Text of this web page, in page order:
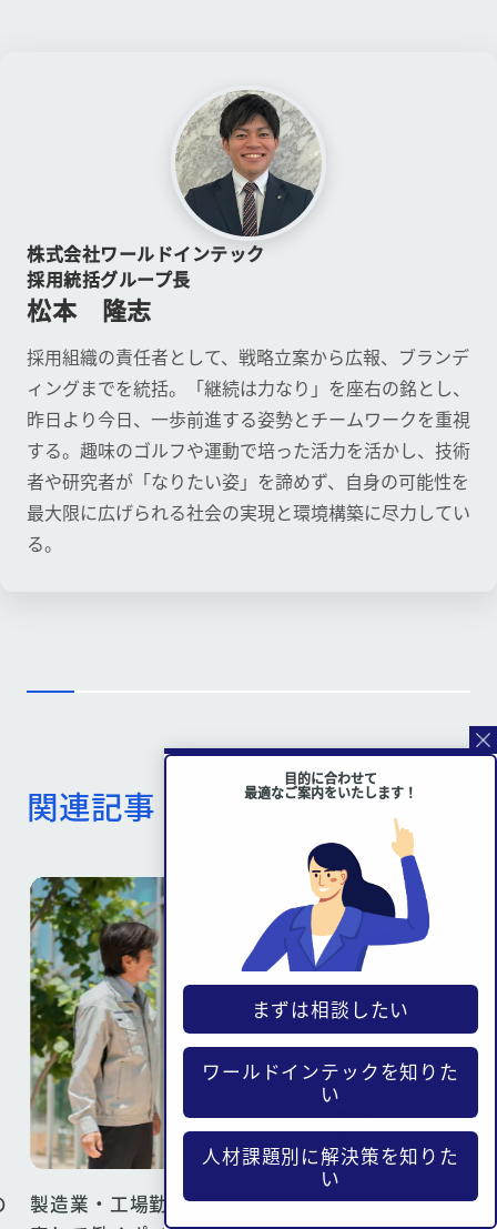
株式会社ワールドインテック
採用統括グループ長
松本 隆志
採用組織の責任者として、戦略立案から広報、ブランデ
ィングまでを統括。「継続は力なり」を座右の銘とし、
昨日より今日、一歩前進する姿勢とチームワークを重視
する。趣味のゴルフや運動で培った活力を活かし、技術
者や研究者が「なりたい姿」を諦めず、自身の可能性を
最大限に広げられる社会の実現と環境構築に尽力してい
る。
関連記事
製造業・工場勤務の将来性とは？今後の動向と安
目的に合わせて
最適なご案内をいたします！
まずは相談したい
ワールドインテックを知りた
い
人材課題別に解決策を知りた
い